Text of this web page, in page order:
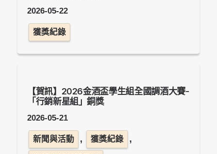
2026-05-22
獲獎紀錄
【賀訊】2026金酒盃學生組全國調酒大賽-
「行銷新星組」銅獎
2026-05-21
新聞與活動 , 獲獎紀錄 ,